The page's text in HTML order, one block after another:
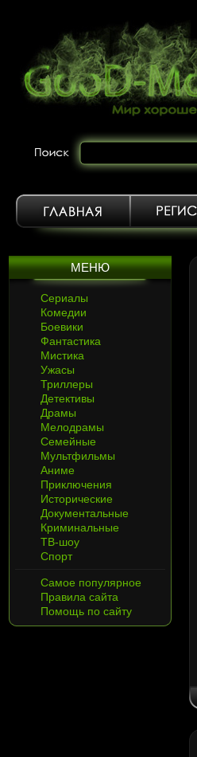
МЕНЮ
Сериалы
Комедии
Боевики
Фантастика
Мистика
Ужасы
Триллеры
Детективы
Драмы
Мелодрамы
Семейные
Мультфильмы
Аниме
Приключения
Исторические
Документальные
Криминальные
ТВ-шоу
Спорт
Самое популярное
Правила сайта
Помощь по сайту